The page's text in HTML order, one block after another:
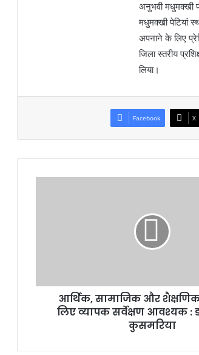
अनुभवी मधुमक्खी
मधुमक्खी पेटियां
अपनाने के लिए
जिला स्तरीय
लिया।
Facebook X
आर्थिक, सामाजिक और
लिए व्यापक सर्वेक्षण आवश्यक :
कुसमरिया